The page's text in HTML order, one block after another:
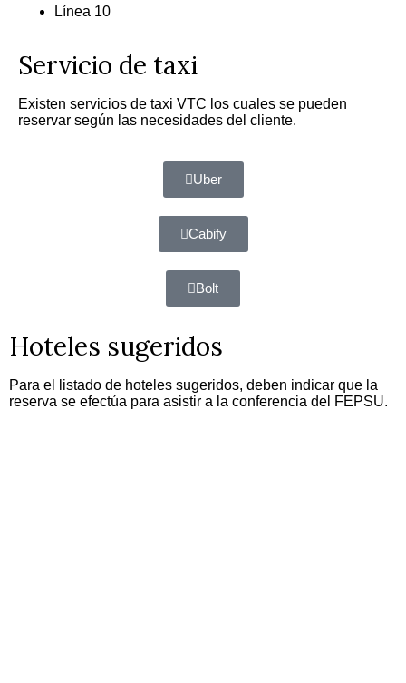
Línea 10
Servicio de taxi
Existen servicios de taxi VTC los cuales se pueden
reservar según las necesidades del cliente.
Uber
Cabify
Bolt
Hoteles sugeridos
Para el listado de hoteles sugeridos, deben indicar que la
reserva se efectúa para asistir a la conferencia del FEPSU.